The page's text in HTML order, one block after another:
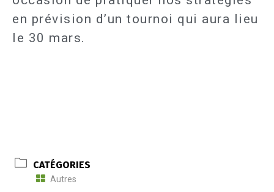
en prévision d’un tournoi qui aura lieu
le 30 mars.
CATÉGORIES
Autres